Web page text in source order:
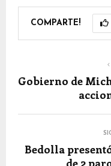
COMPARTE!
Gobierno de
Bedolla